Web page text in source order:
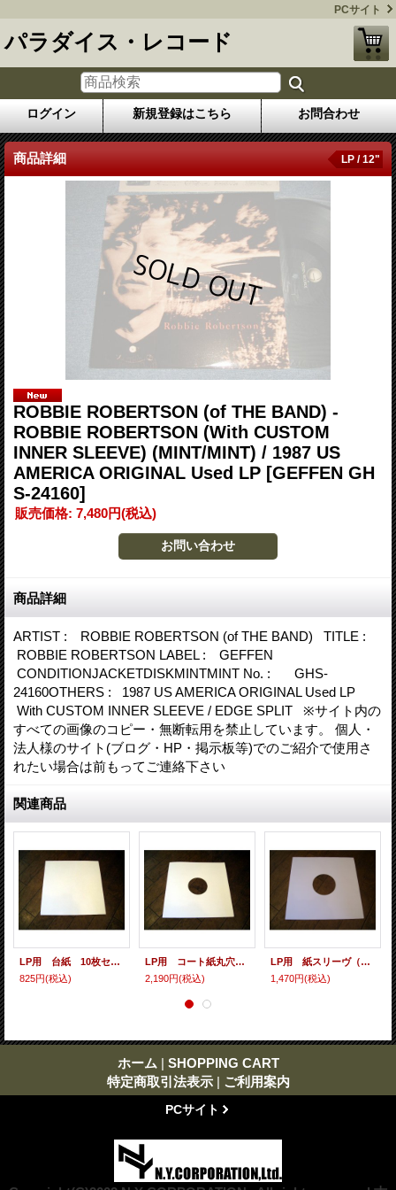
PCサイト
パラダイス・レコード
ログイン 新規登録はこちら お問合わせ
商品詳細 LP / 12"
ROBBIE ROBERTSON (of THE BAND) -
ROBBIE ROBERTSON (With CUSTOM
INNER SLEEVE) (MINT/MINT) / 1987 US
AMERICA ORIGINAL Used LP [GEFFEN GH
S-24160]
販売価格: 7,480円(税込)
商品詳細
ARTIST : ROBBIE ROBERTSON (of THE BAND) TITLE :
ROBBIE ROBERTSON LABEL : GEFFEN
CONDITIONJACKETDISKMINTMINT No. : GHS-
24160OTHERS : 1987 US AMERICA ORIGINAL Used LP
With CUSTOM INNER SLEEVE / EDGE SPLIT ※サイト内の
すべての画像のコピー・無断転用を禁止しています。 個人・
法人様のサイト(ブログ・HP・掲示板等)でのご紹介で使用さ
れたい場合は前もってご連絡下さい
関連商品
LP用 台紙 10枚セット
825円(税込)
LP用 コート紙丸穴ジャケ 10枚セット
2,190円(税込)
LP用 紙スリーヴ（レギュラー 四角の角） 10枚セット
1,470円(税込)
ホーム | SHOPPING CART
特定商取引法表示 | ご利用案内
PCサイト